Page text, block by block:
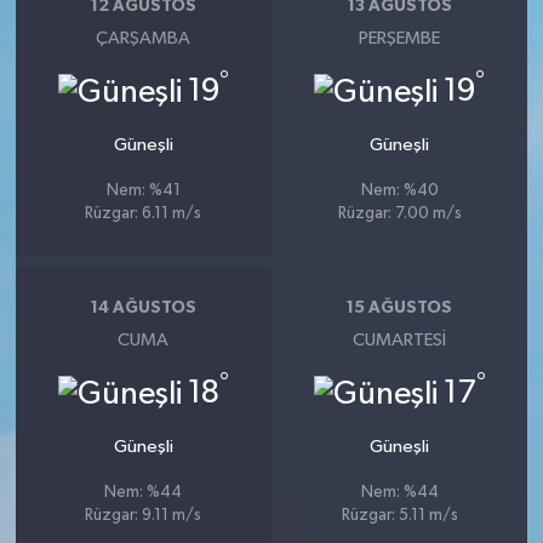
12 AĞUSTOS
ÇARŞAMBA
19°
Güneşli
Nem: %41
Rüzgar: 6.11 m/s
13 AĞUSTOS
PERŞEMBE
19°
Güneşli
Nem: %40
Rüzgar: 7.00 m/s
14 AĞUSTOS
CUMA
18°
Güneşli
Nem: %44
Rüzgar: 9.11 m/s
15 AĞUSTOS
CUMARTESI
17°
Güneşli
Nem: %44
Rüzgar: 5.11 m/s